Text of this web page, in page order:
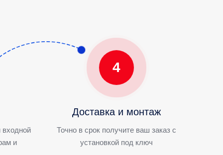
входной
и
4
Доставка и монтаж
Точно в срок получите ваш заказ с
установкой под ключ